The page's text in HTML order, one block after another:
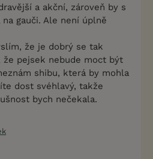
a akční, zároveň by s
gauči. Ale není úplně
že je dobrý se tak
pejsek nebude moct být
shibu, která by mohla
dost svéhlavý, takže
bych nečekala.